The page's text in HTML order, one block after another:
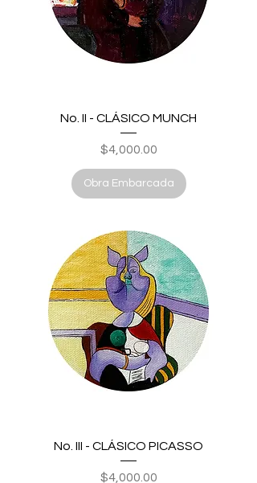
No. II - CLÁSICO MUNCH
Price
$4,000.00
Obra Embarcada
No. III - CLÁSICO PICASSO
Price
$4,000.00